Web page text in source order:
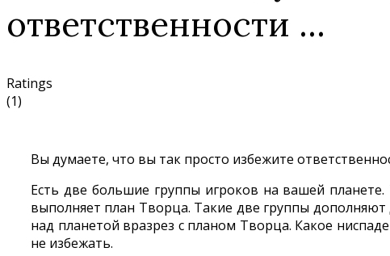
ответственности ...
Ratings
(1)
Вы думаете, что вы так просто избежите
Есть две большие группы игроков на вашей
выполняет план Творца. Такие две группы
над планетой вразрез с планом Творца. Какое
не избежать.